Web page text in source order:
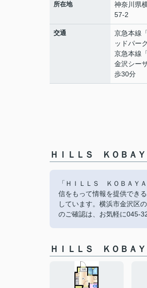
所在地 神奈川県
57-2
交通 京急本線 「
ッドパー
京急本線 「
金沢シー
歩30分
ＨＩＬＬＳ ＫＯＢＡ
「ＨＩＬＬＳ ＫＯＢＡＹ
信をもって情報を提供でき
しています。横浜市金沢区
のご確認は、お気軽に045-
ＨＩＬＬＳ ＫＯＢＡ